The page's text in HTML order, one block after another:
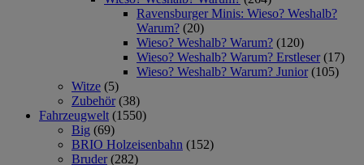
Ravensburger Minis: Wieso? Weshalb?
Warum? (20)
Wieso? Weshalb? Warum? (120)
Wieso? Weshalb? Warum? Erstleser (17)
Wieso? Weshalb? Warum? Junior (105)
Witze (5)
Zubehör (38)
Fahrzeugwelt (1550)
Big (69)
BRIO Holzeisenbahn (152)
Bruder (282)